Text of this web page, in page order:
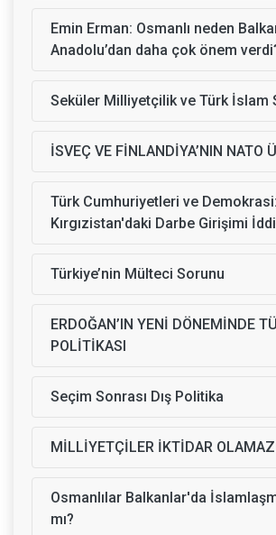
Emin Erman: Osmanlı neden
Anadolu’dan daha çok önem
Seküler Milliyetçilik ve Türk İslam
İSVEÇ VE FİNLANDİYA’NIN NATO
Türk Cumhuriyetleri ve Demokrasi:
Kırgızistan'daki Darbe Girişimi
Türkiye’nin Mülteci Sorunu
ERDOĞAN’IN YENİ DÖNEMİNDE
POLİTİKASI
Seçim Sonrası Dış Politika
MİLLİYETÇİLER İKTİDAR
Osmanlılar Balkanlar'da
mı?